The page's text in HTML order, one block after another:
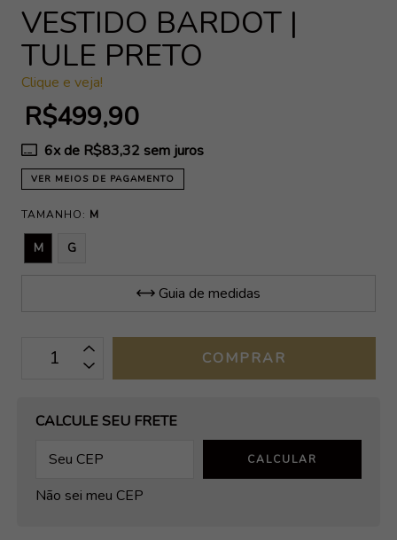
VESTIDO BARDOT |
TULE PRETO
Clique e veja!
R$499,90
6x de R$83,32 sem juros
VER MEIOS DE PAGAMENTO
TAMANHO: M
M G
Guia de medidas
OPÇÕES DE FRETE
CALCULE SEU FRETE
CALCULAR
Não sei meu CEP